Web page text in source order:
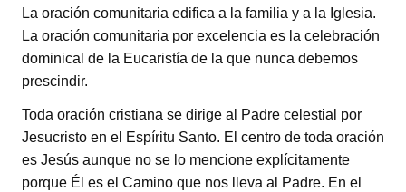
La oración comunitaria edifica a la familia y a la Iglesia.
La oración comunitaria por excelencia es la celebración
dominical de la Eucaristía de la que nunca debemos
prescindir.
Toda oración cristiana se dirige al Padre celestial por
Jesucristo en el Espíritu Santo. El centro de toda oración
es Jesús aunque no se lo mencione explícitamente
porque Él es el Camino que nos lleva al Padre. En el